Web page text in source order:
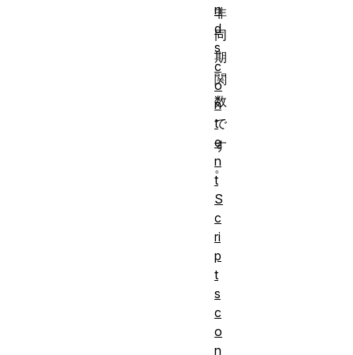
非
同
期
関
数
で
す
。
n
d
s
c
o
n
t
e
n
t
S
c
ri
p
t
s
c
o
n